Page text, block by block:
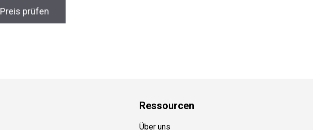
Preis prüfen
Ressourcen
Über uns